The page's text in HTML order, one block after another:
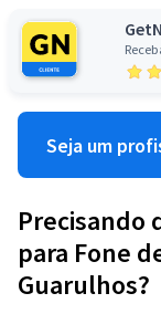
Seja um
Precisando
para Fone
Guarulhos?